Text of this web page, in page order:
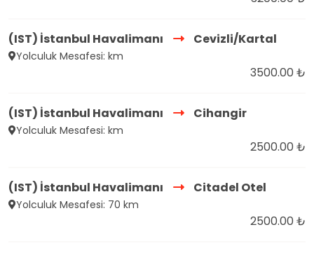
(IST) İstanbul Havalimanı Cevizli/Kartal
Yolculuk Mesafesi: km
3500.00 ₺
(IST) İstanbul Havalimanı Cihangir
Yolculuk Mesafesi: km
2500.00 ₺
(IST) İstanbul Havalimanı Citadel Otel
Yolculuk Mesafesi: 70 km
2500.00 ₺